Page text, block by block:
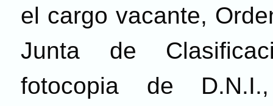
el cargo vacante,
Junta de
fotocopia de